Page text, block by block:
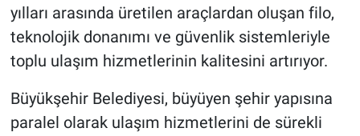
yılları arasında üretilen araçlardan oluşan filo,
teknolojik donanımı ve güvenlik sistemleriyle
toplu ulaşım hizmetlerinin kalitesini artırıyor.
Büyükşehir Belediyesi, büyüyen şehir yapısına
paralel olarak ulaşım hizmetlerini de sürekli